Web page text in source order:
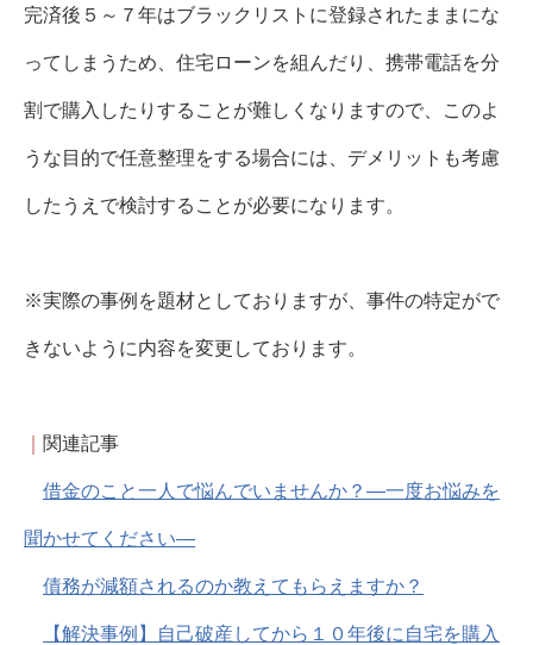
完済後５～７年はブラックリストに登録されたままにな
ってしまうため、住宅ローンを組んだり、携帯電話を分
割で購入したりすることが難しくなりますので、このよ
うな目的で任意整理をする場合には、デメリットも考慮
したうえで検討することが必要になります。
※実際の事例を題材としておりますが、事件の特定がで
きないように内容を変更しております。
関連記事
借金のこと一人で悩んでいませんか？―一度お悩みを
聞かせてください―
債務が減額されるのか教えてもらえますか？
【解決事例】自己破産してから１０年後に自宅を購入